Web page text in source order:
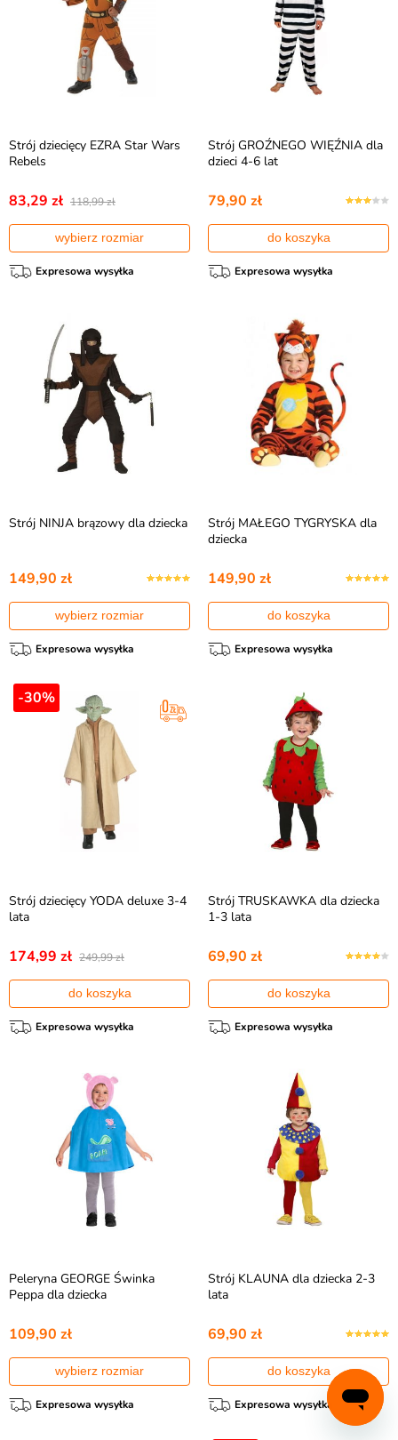
Strój dziecięcy EZRA Star Wars
Rebels
83,29 zł 118,99 zł
wybierz rozmiar
Expresowa wysyłka
Strój GROŹNEGO WIĘŹNIA dla
dzieci 4-6 lat
79,90 zł
do koszyka
Expresowa wysyłka
Strój NINJA brązowy dla dziecka
149,90 zł
wybierz rozmiar
Expresowa wysyłka
Strój MAŁEGO TYGRYSKA dla
dziecka
149,90 zł
do koszyka
Expresowa wysyłka
-30%
Strój dziecięcy YODA deluxe 3-4
lata
174,99 zł 249,99 zł
do koszyka
Expresowa wysyłka
Strój TRUSKAWKA dla dziecka
1-3 lata
69,90 zł
do koszyka
Expresowa wysyłka
Peleryna GEORGE Świnka
Peppa dla dziecka
109,90 zł
wybierz rozmiar
Expresowa wysyłka
Strój KLAUNA dla dziecka 2-3
lata
69,90 zł
do koszyka
Expresowa wysyłka